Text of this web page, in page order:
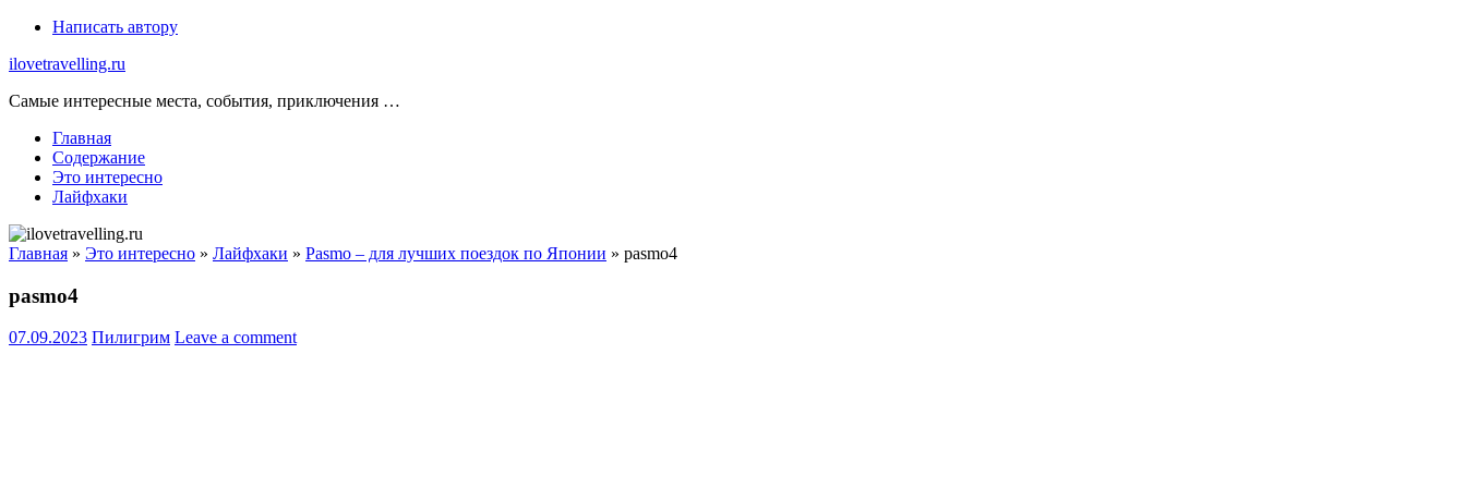
Skip
content
Написать автору
ilovetravelling.ru
Самые интересные места, события, приключения …
Главная
Содержание
Это интересно
Лайфхаки
Главная » Это интересно » Лайфхаки » Pasmo – для лучших поездок по Японии » pasmo4
pasmo4
07.09.2023 Пилигрим Leave a comment